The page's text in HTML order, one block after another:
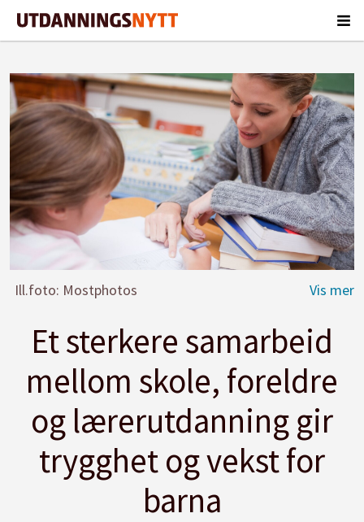
Ill.foto: Mostphotos
Et sterkere samarbeid
mellom skole, foreldre
og lærerutdanning gir
trygghet og vekst for
barna